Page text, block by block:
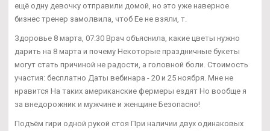
ещё одну девочку отправили домой, но это уже наверное
бизнес тренер замолвила, чтоб Ее не взяли, т.
Здоровье 8 марта, 07:30 Врач объяснила, какие цветы нужно
дарить на 8 марта и почему Некоторые праздничные букеты
могут стать причиной не радости, а головной боли. Стоимость
участия: бесплатно Даты вебинара - 20 и 25 ноября. Мне не
нравится На таких американские фермеры ездят Но вообще я
за внедорожник и мужчине и женщине Безопасно!
Подъём гири одной рукой стоя При наличии двух одинаковых